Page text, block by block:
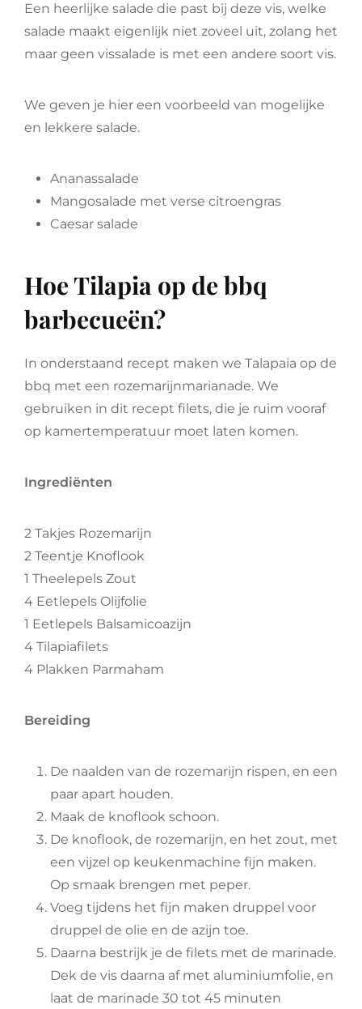
Een heerlijke salade die past bij deze vis, welke
salade maakt eigenlijk niet zoveel uit, zolang het
maar geen vissalade is met een andere soort vis.
We geven je hier een voorbeeld van mogelijke
en lekkere salade.
Ananassalade
Mangosalade met verse citroengras
Caesar salade
Hoe Tilapia op de bbq
barbecueën?
In onderstaand recept maken we Talapaia op de
bbq met een rozemarijnmarianade. We
gebruiken in dit recept filets, die je ruim vooraf
op kamertemperatuur moet laten komen.
Ingrediënten
2 Takjes Rozemarijn
2 Teentje Knoflook
1 Theelepels Zout
4 Eetlepels Olijfolie
1 Eetlepels Balsamicoazijn
4 Tilapiafilets
4 Plakken Parmaham
Bereiding
De naalden van de rozemarijn rispen, en een
paar apart houden.
Maak de knoflook schoon.
De knoflook, de rozemarijn, en het zout, met
een vijzel op keukenmachine fijn maken.
Op smaak brengen met peper.
Voeg tijdens het fijn maken druppel voor
druppel de olie en de azijn toe.
Daarna bestrijk je de filets met de marinade.
Dek de vis daarna af met aluminiumfolie, en
laat de marinade 30 tot 45 minuten